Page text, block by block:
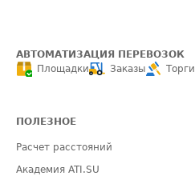
АВТОМАТИЗАЦИЯ ПЕРЕВОЗОК
Площадки
Заказы Торги
ПОЛЕЗНОЕ
Расчет расстояний
Академия ATI.SU